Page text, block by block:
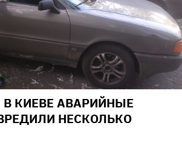
КИЕВЕ АВАРИЙНЫЕ
НЕСКОЛЬКО